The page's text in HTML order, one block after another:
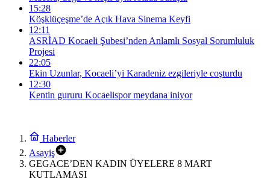
15:28
Köşklüçeşme’de Açık Hava Sinema Keyfi
12:11
ASRİAD Kocaeli Şubesi’nden Anlamlı Sosyal Sorumluluk
Projesi
22:05
Ekin Uzunlar, Kocaeli’yi Karadeniz ezgileriyle coşturdu
12:30
Kentin gururu Kocaelispor meydana iniyor
Haberler
Asayiş
GEGACE’DEN KADIN ÜYELERE 8 MART
KUTLAMASI